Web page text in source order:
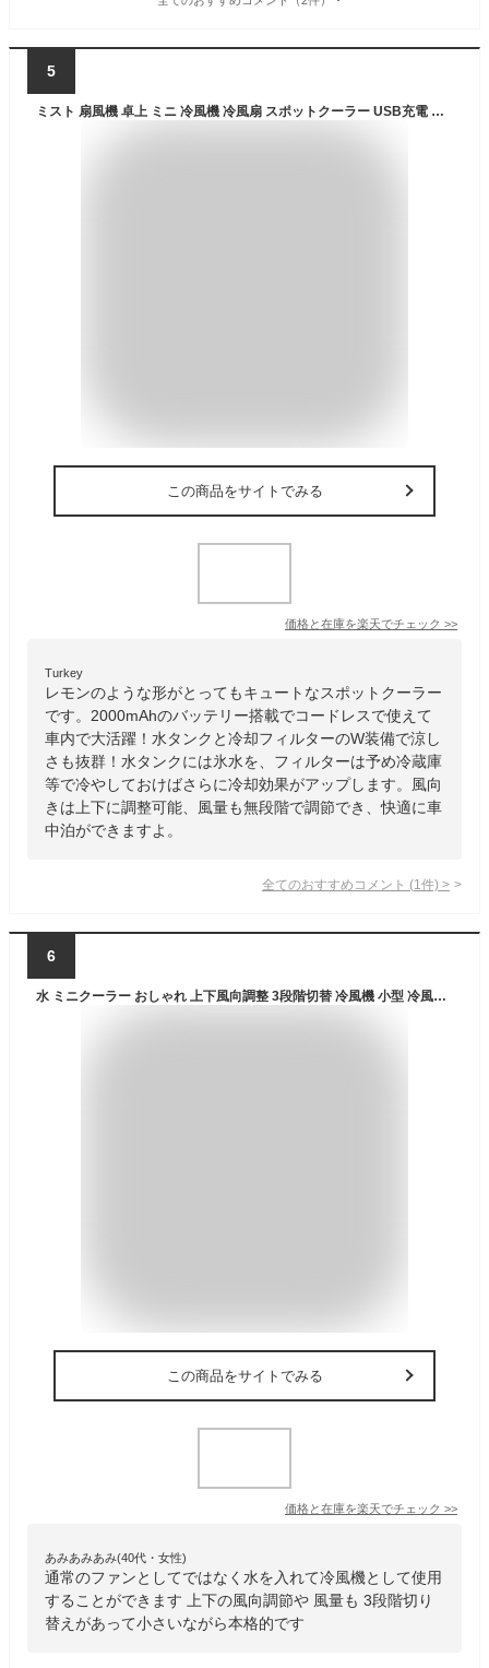
5
ミスト 扇風機 卓上 ミニ 冷風機 冷風扇 スポットクーラー USB充電 無段階風量調節 バッテリー内蔵せんぷうき 強力 涼しい 小型扇風機 コンパクト バッテリー ミニエアコン 自宅 化粧 車中 熱中症予防 コンパクトかわいい 持ち運び便利 軽量 長時間冷風機【宅配便】
この商品をサイトでみる
価格と在庫を楽天でチェック >>
Turkey
レモンのような形がとってもキュートなスポットクーラー
です。2000mAhのバッテリー搭載でコードレスで使えて
車内で大活躍！水タンクと冷却フィルターのW装備で涼し
さも抜群！水タンクには氷水を、フィルターは予め冷蔵庫
等で冷やしておけばさらに冷却効果がアップします。風向
きは上下に調整可能、風量も無段階で調節でき、快適に車
中泊ができますよ。
全てのおすすめコメント (1 件) >
6
水 ミニクーラー おしゃれ 上下風向調整 3段階切替 冷風機 小型 冷風扇 自動首振り機能 卓上 冷風機 氷 ポータブルエアコン 静音設計 PSE認証済 加湿機能 冷却機能 空気清浄機能 ミスト機能 タイマー機能付き 自宅 寝室 車中泊 キャンプ 熱中症対策グッズ
この商品をサイトでみる
価格と在庫を楽天でチェック >>
あみあみあみ(40代・女性)
通常のファンとしてではなく水を入れて冷風機として使用
することができます 上下の風向調節や 風量も 3段階切り
替えがあって小さいながら本格的です